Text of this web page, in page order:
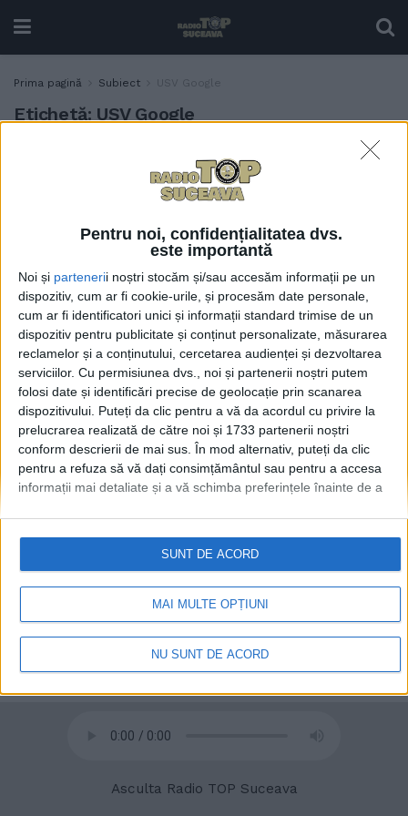
Pentru noi, confidențialitatea dvs.
este importantă
Noi și partenerii noștri stocăm și/sau accesăm informații pe un
dispozitiv, cum ar fi cookie-urile, și procesăm date personale,
cum ar fi identificatori unici și informații standard trimise de un
dispozitiv pentru publicitate și conținut personalizate, măsurarea
reclamelor și a conținutului, cercetarea audienței și dezvoltarea
serviciilor. Cu permisiunea dvs., noi și partenerii noștri putem
folosi date și identificări precise de geolocație prin scanarea
dispozitivului. Puteți da clic pentru a vă da acordul cu privire la
prelucrarea realizată de către noi și 1733 partenerii noștri
conform descrierii de mai sus. În mod alternativ, puteți da clic
pentru a refuza să vă dați consimțământul sau pentru a accesa
informații mai detaliate și a vă schimba preferințele înainte de a
retrageți consimțământul în orice moment, revenind la acest site
și făcând clic pe butonul "Confidențialitate" din partea de jos a
paginii web.
MAI MULTE OPȚIUNI
NU SUNT DE ACORD
SUNT DE ACORD
Prima pagină Subiect USV Google
Etichetă: USV Google
Două echipaje ale
universității sucevene, aur
la un concurs de inventică
ale Americii. Una dintre
companiile care au sprijinit
evenimentul a fost Google
8 SEPTEMBRIE, 2023
© 2020Radio TOP Suceava 104 FM
Asculta Radio TOP Suceava